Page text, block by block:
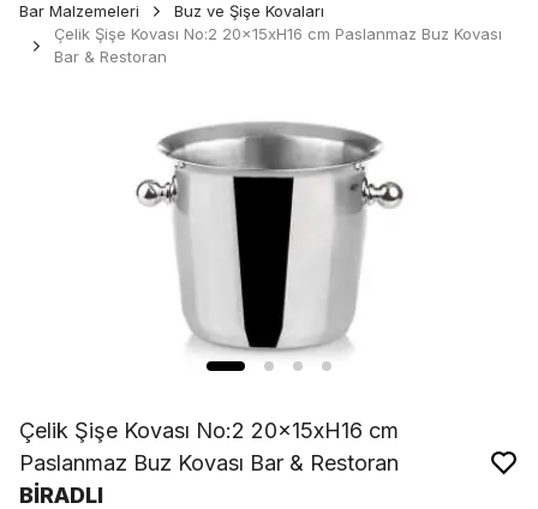
Bar Malzemeleri
Buz ve Şişe Kovaları
Çelik Şişe Kovası No:2 20x15xH16 cm Paslanmaz Buz Kovası
Bar & Restoran
Çelik Şişe Kovası No:2 20x15xH16 cm
Paslanmaz Buz Kovası Bar & Restoran
BİRADLI